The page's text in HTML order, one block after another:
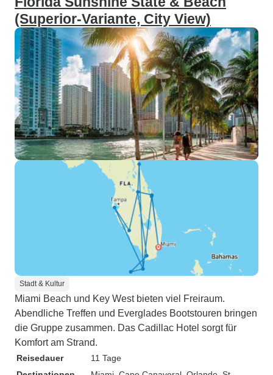
(Superior-Variante, City View)
Stadt & Kultur
Miami Beach und Key West bieten viel Freiraum.
Abendliche Treffen und Everglades Bootstouren bringen
die Gruppe zusammen. Das Cadillac Hotel sorgt für
Komfort am Strand.
Reisedauer
11 Tage